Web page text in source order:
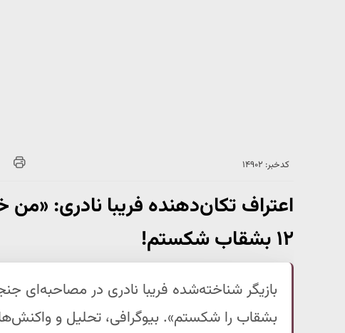
کدخبر: ۱۴۹۰۲
اعتراف تکان‌دهنده فریبا نادری:
۱۲ بشقاب شکستم!
بشقاب را شکستم». بیوگرافی، تحلیل و واکنش‌ها